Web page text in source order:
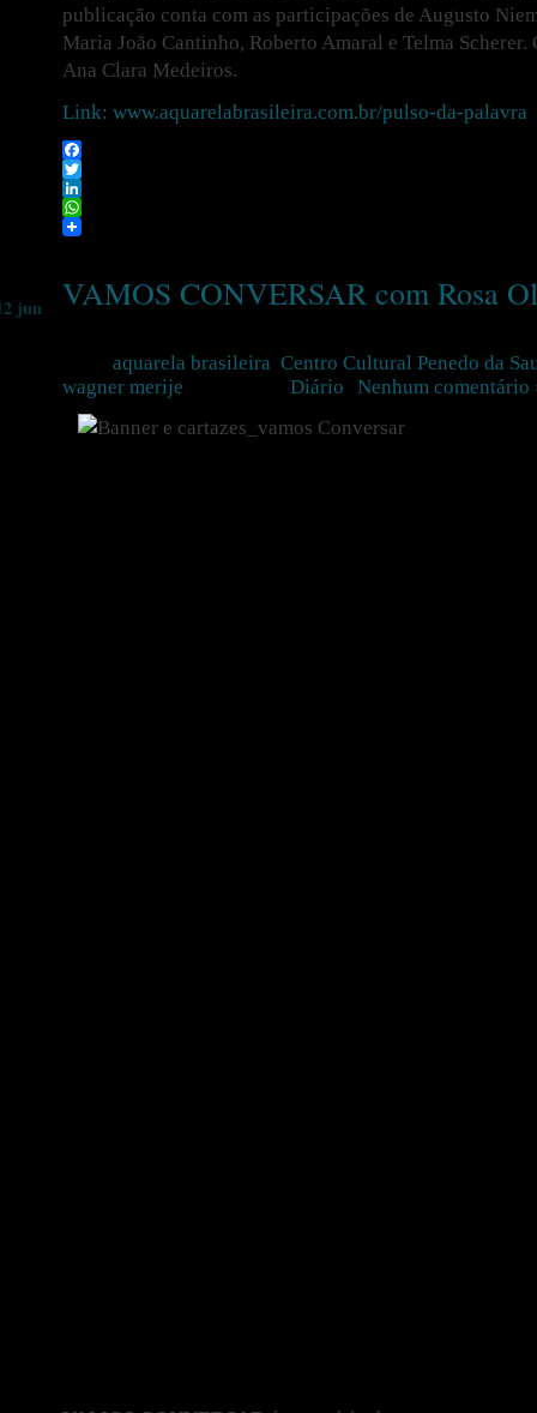
publicação conta com as participações de Augusto
Maria João Cantinho, Roberto Amaral e Telma
Ana Clara Medeiros.
Link: www.aquarelabrasileira.com.br/pulso-da-palavra
Facebook
Twitter
LinkedIn
WhatsApp
VAMOS CONVERSAR com Rosa
jun
aquarela brasileira Centro Cultural Penedo da
wagner merije
Diário Nenhum comentário